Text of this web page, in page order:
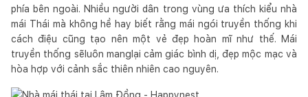
phía bên ngoài. Nhiều người dân trong vùng ưa thích kiểu nhà
mái Thái mà không hề hay biết rằng mái ngói truyền thống khi
cách điệu cũng tạo nên một vẻ đẹp hoàn mĩ như thế. Mái
truyền thống sẽluôn manglại cảm giác bình dị, đẹp mộc mạc và
hòa hợp với cảnh sắc thiên nhiên cao nguyên.